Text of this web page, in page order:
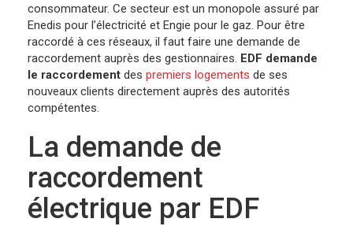
consommateur. Ce secteur est un monopole assuré par
Enedis pour l’électricité et Engie pour le gaz. Pour être
raccordé à ces réseaux, il faut faire une demande de
raccordement auprès des gestionnaires. EDF demande
le raccordement des premiers logements de ses
nouveaux clients directement auprès des autorités
compétentes.
La demande de
raccordement
électrique par EDF